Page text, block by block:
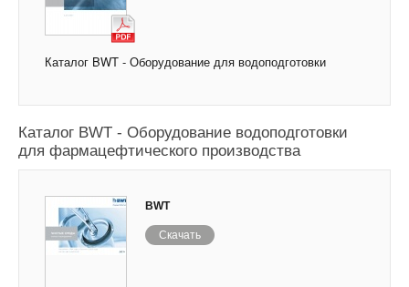
Каталог BWT - Оборудование для водоподготовки
Каталог BWT - Оборудование водоподготовки
для фармацефтического производства
BWT
Скачать